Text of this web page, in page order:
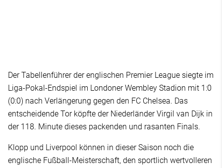
Der Tabellenführer der englischen Premier League siegte im
Liga-Pokal-Endspiel im Londoner Wembley Stadion mit 1:0
(0:0) nach Verlängerung gegen den FC Chelsea. Das
entscheidende Tor köpfte der Niederländer Virgil van Dijk in
der 118. Minute dieses packenden und rasanten Finals.
Klopp und Liverpool können in dieser Saison noch die
englische Fußball-Meisterschaft, den sportlich wertvolleren